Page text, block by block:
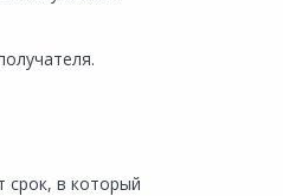
срок, в который